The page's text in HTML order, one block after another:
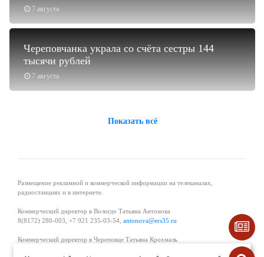
7 августа
7 августа
Череповчанка украла со счёта сестры 144
тысячи рублей
Показать всё
Размещение рекламной и коммерческой информации на телеканалах,
радиостанциях и в интернете.
Коммерческий директор в Вологде Татьяна Антонова
8(8172) 280-003, +7 921 235-03-54, antonova@ers35.ru
Коммерческий директор в Череповце Татьяна Крохмаль